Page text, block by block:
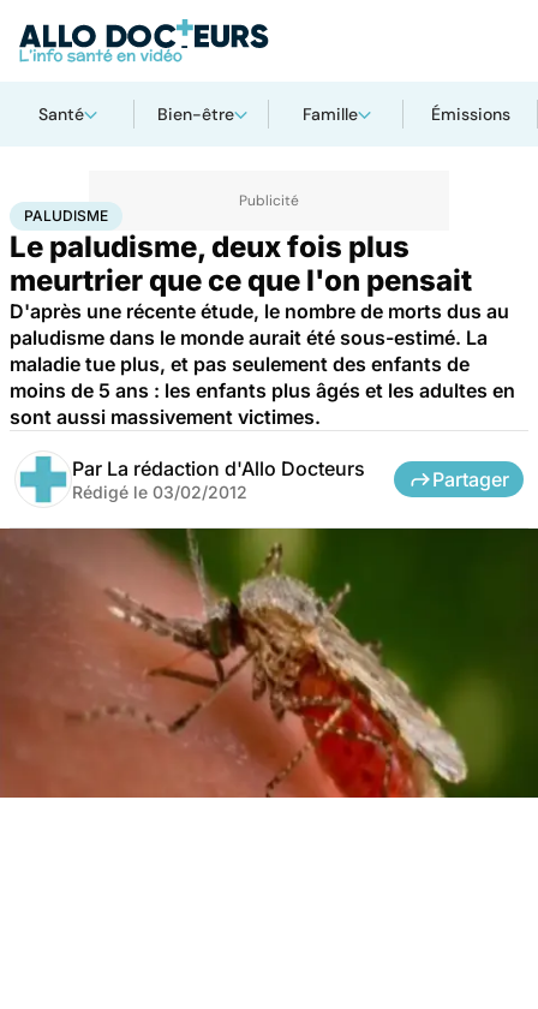
Santé Bien-être Famille Émissions
AccueilSanté Paludisme
PALUDISME
Le paludisme, deux fois plus
meurtrier que ce que l'on pensait
D'après une récente étude, le nombre de morts dus au
paludisme dans le monde aurait été sous-estimé. La
maladie tue plus, et pas seulement des enfants de
moins de 5 ans : les enfants plus âgés et les adultes en
sont aussi massivement victimes.
Par La rédaction d'Allo Docteurs
Rédigé le 03/02/2012
Partager